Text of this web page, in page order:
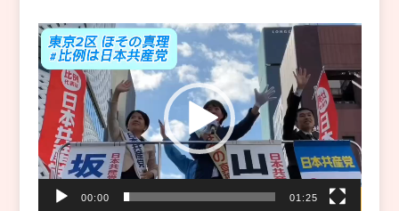
動
画
プ
レ
ー
ヤ
ー
00:00 01:25